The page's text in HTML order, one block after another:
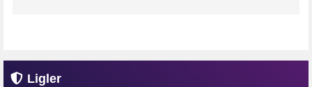
Ligler